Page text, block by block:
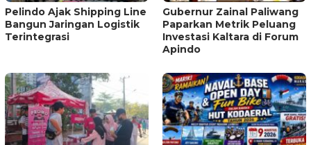
Pelindo Ajak Shipping Line
Bangun Jaringan Logistik
Terintegrasi
Gubernur Zainal Paliwang
Paparkan Metrik Peluang
Investasi Kaltara di Forum
Apindo